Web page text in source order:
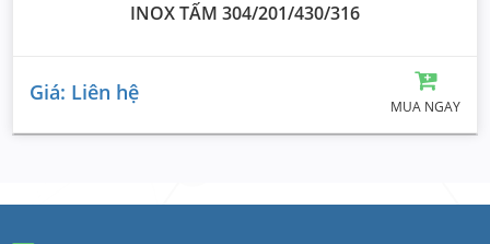
INOX TẤM 304/201/430/316
Giá: Liên hệ
MUA NGAY